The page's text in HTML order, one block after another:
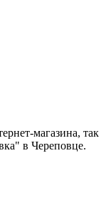
магазина, так
в Череповце.